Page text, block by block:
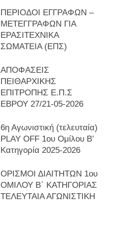
ΠΕΡΙΟΔΟΙ ΕΓΓΡΑΦΩΝ –
ΜΕΤΕΓΓΡΑΦΩΝ ΓΙΑ
ΕΡΑΣΙΤΕΧΝΙΚΑ
ΣΩΜΑΤΕΙΑ (ΕΠΣ)
ΑΠΟΦΑΣΕΙΣ
ΠΕΙΘΑΡΧΙΚΗΣ
ΕΠΙΤΡΟΠΗΣ Ε.Π.Σ
ΕΒΡΟΥ 27/21-05-2026
6η Αγωνιστική (τελευταία)
PLAY OFF 1ου Ομίλου Β’
Κατηγορία 2025-2026
ΟΡΙΣΜΟΙ ΔΙΑΙΤΗΤΩΝ 1ου
ΟΜΙΛΟΥ Β΄ ΚΑΤΗΓΟΡΙΑΣ
ΤΕΛΕΥΤΑΙΑ ΑΓΩΝΙΣΤΙΚΗ